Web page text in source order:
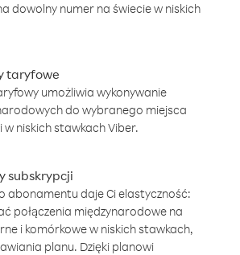
dowolny numer na świecie w niskich
taryfowe
umożliwia wykonywanie
do wybranego miejsca
w niskich stawkach Viber.
subskrypcji
abonamentu daje Ci elastyczność:
połączenia międzynarodowe na
i komórkowe w niskich stawkach,
planu. Dzięki planowi